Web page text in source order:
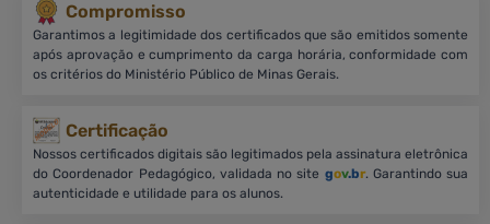
Compromisso
Garantimos a legitimidade dos certificados que são emitidos somente
após aprovação e cumprimento da carga horária, conformidade com
os critérios do Ministério Público de Minas Gerais.
Certificação
Nossos certificados digitais são legitimados pela assinatura eletrônica
do Coordenador Pedagógico, validada no site gov.br. Garantindo sua
autenticidade e utilidade para os alunos.